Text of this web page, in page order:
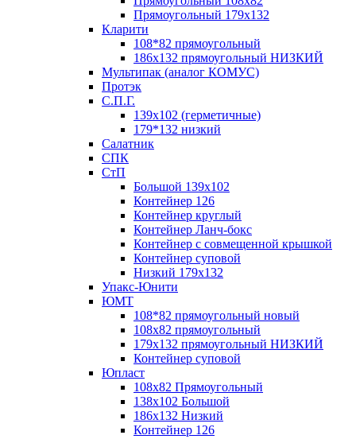
Прямоугольный 179х132
Кларити
108*82 прямоугольный
186х132 прямоугольный НИЗКИЙ
Мультипак (аналог КОМУС)
Протэк
С.П.Г.
139х102 (герметичные)
179*132 низкий
Салатник
СПК
СтП
Большой 139х102
Контейнер 126
Контейнер круглый
Контейнер Ланч-бокс
Контейнер с совмещенной крышкой
Контейнер суповой
Низкий 179х132
Упакс-Юнити
ЮМТ
108*82 прямоугольный новый
108х82 прямоугольный
179х132 прямоугольный НИЗКИЙ
Контейнер суповой
Юпласт
108х82 Прямоугольный
138х102 Большой
186х132 Низкий
Контейнер 126